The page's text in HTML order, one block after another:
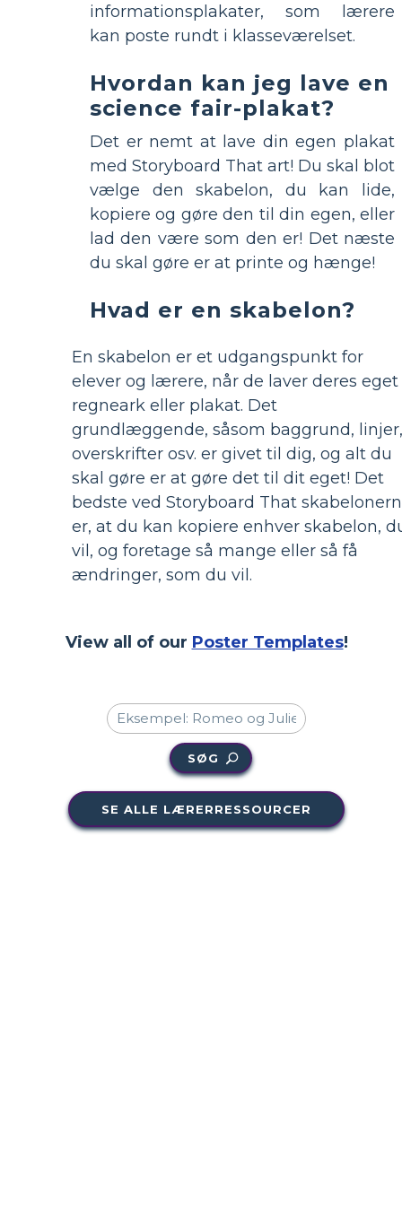
informationsplakater, som lærere
kan poste rundt i klasseværelset.
Hvordan kan jeg lave en
science fair-plakat?
Det er nemt at lave din egen plakat
med Storyboard That art! Du skal blot
vælge den skabelon, du kan lide,
kopiere og gøre den til din egen, eller
lad den være som den er! Det næste
du skal gøre er at printe og hænge!
Hvad er en skabelon?
En skabelon er et udgangspunkt for
elever og lærere, når de laver deres eget
regneark eller plakat. Det
grundlæggende, såsom baggrund, linjer,
overskrifter osv. er givet til dig, og alt du
skal gøre er at gøre det til dit eget! Det
bedste ved Storyboard That
er, at du kan kopiere enhver skabelon,
vil, og foretage så mange eller så få
ændringer, som du vil.
View all of our Poster Templates!
SØG
SE ALLE LÆRERRESSOURCER